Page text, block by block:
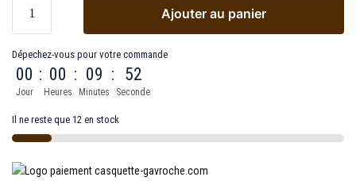
Ajouter au panier
Dépechez-vous pour votre commande
00
Jour
: 00
Heures
: 09
Minutes
: 52
Seconde
Il ne reste que 12 en stock